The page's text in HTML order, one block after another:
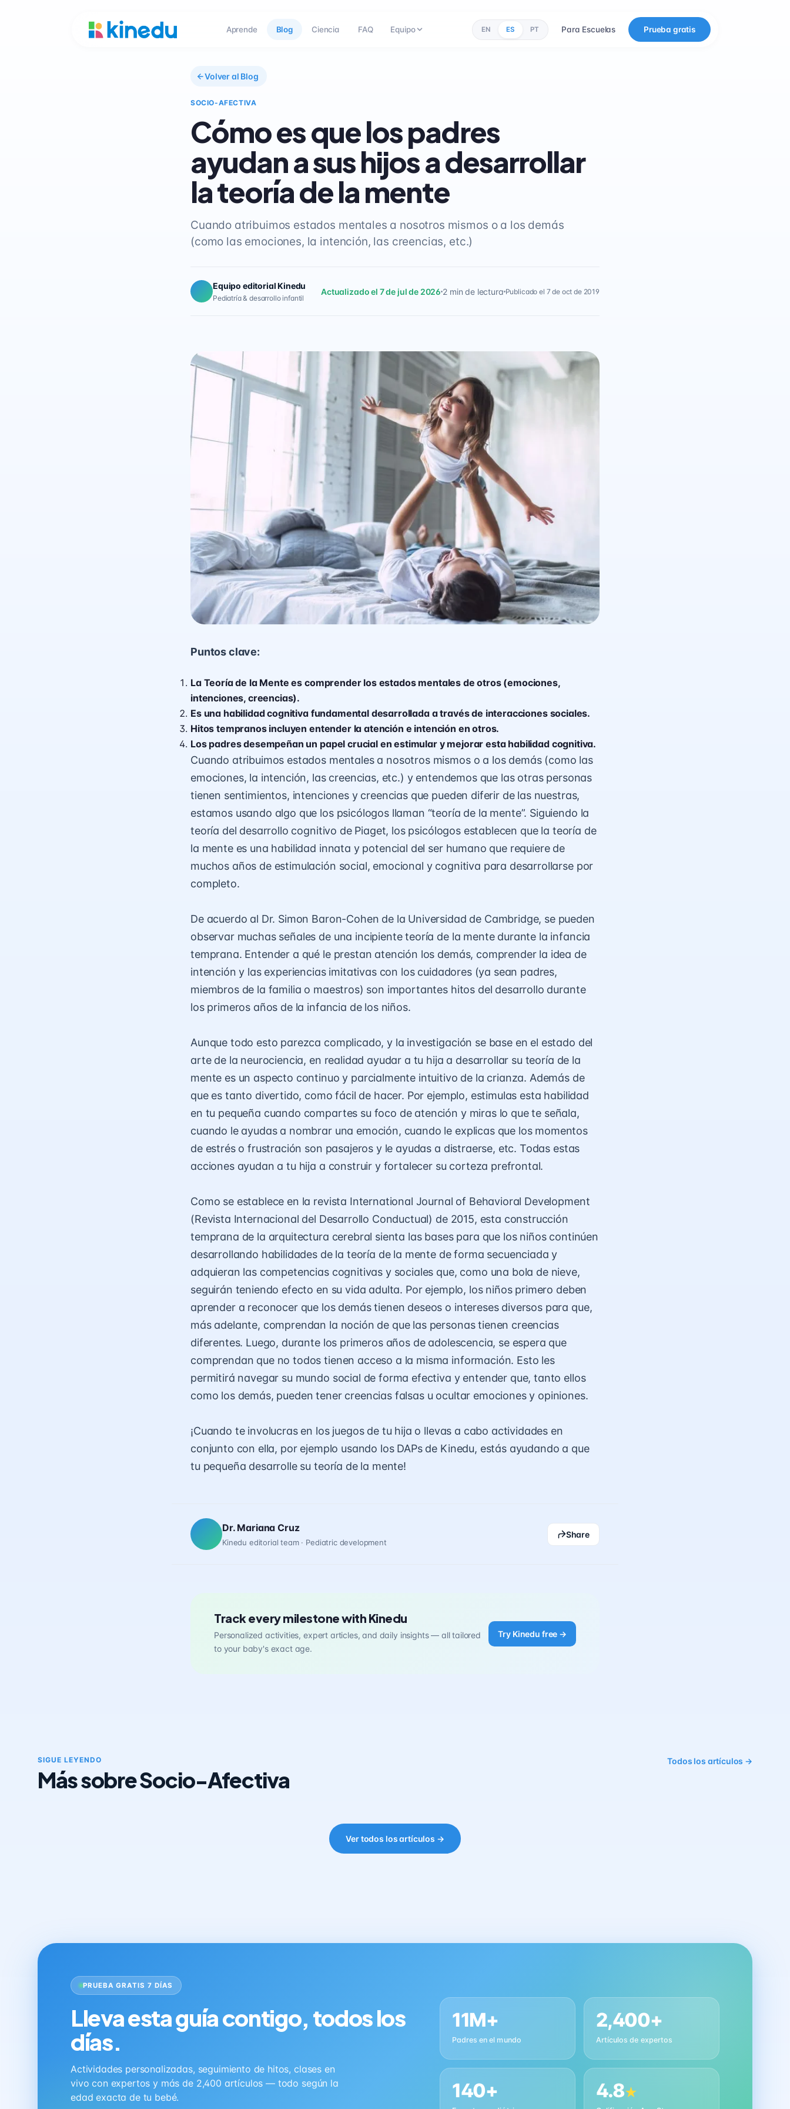
Aprende Blog Ciencia FAQ Equipo EN ES PT Para Escuelas Prueba gratis
Volver al Blog
SOCIO-AFECTIVA
Cómo es que los padres
ayudan a sus hijos a desarrollar
la teoría de la mente
Cuando atribuimos estados mentales a nosotros mismos o a los demás
(como las emociones, la intención, las creencias, etc.)
Equipo editorial Kinedu
Pediatría & desarrollo infantil
Actualizado el 7 de jul de 2026 2 min de lectura Publicado el 7 de oct de 2019
Puntos clave:
La Teoría de la Mente es comprender los estados mentales de otros (emociones,
intenciones, creencias).
Es una habilidad cognitiva fundamental desarrollada a través de interacciones sociales.
Hitos tempranos incluyen entender la atención e intención en otros.
Los padres desempeñan un papel crucial en estimular y mejorar esta habilidad cognitiva.
Cuando atribuimos estados mentales a nosotros mismos o a los demás (como las
emociones, la intención, las creencias, etc.) y entendemos que las otras personas
tienen sentimientos, intenciones y creencias que pueden diferir de las nuestras,
estamos usando algo que los psicólogos llaman “teoría de la mente”. Siguiendo la
teoría del desarrollo cognitivo de Piaget, los psicólogos establecen que la teoría de
la mente es una habilidad innata y potencial del ser humano que requiere de
muchos años de estimulación social, emocional y cognitiva para desarrollarse por
completo.
De acuerdo al Dr. Simon Baron-Cohen de la Universidad de Cambridge, se pueden
observar muchas señales de una incipiente teoría de la mente durante la infancia
temprana. Entender a qué le prestan atención los demás, comprender la idea de
intención y las experiencias imitativas con los cuidadores (ya sean padres,
miembros de la familia o maestros) son importantes hitos del desarrollo durante
los primeros años de la infancia de los niños.
Aunque todo esto parezca complicado, y la investigación se base en el estado del
arte de la neurociencia, en realidad ayudar a tu hija a desarrollar su teoría de la
mente es un aspecto continuo y parcialmente intuitivo de la crianza. Además de
que es tanto divertido, como fácil de hacer. Por ejemplo, estimulas esta habilidad
en tu pequeña cuando compartes su foco de atención y miras lo que te señala,
cuando le ayudas a nombrar una emoción, cuando le explicas que los momentos
de estrés o frustración son pasajeros y le ayudas a distraerse, etc. Todas estas
acciones ayudan a tu hija a construir y fortalecer su corteza prefrontal.
Como se establece en la revista International Journal of Behavioral Development
(Revista Internacional del Desarrollo Conductual) de 2015, esta construcción
temprana de la arquitectura cerebral sienta las bases para que los niños continúen
desarrollando habilidades de la teoría de la mente de forma secuenciada y
adquieran las competencias cognitivas y sociales que, como una bola de nieve,
seguirán teniendo efecto en su vida adulta. Por ejemplo, los niños primero deben
aprender a reconocer que los demás tienen deseos o intereses diversos para que,
más adelante, comprendan la noción de que las personas tienen creencias
diferentes. Luego, durante los primeros años de adolescencia, se espera que
comprendan que no todos tienen acceso a la misma información. Esto les
permitirá navegar su mundo social de forma efectiva y entender que, tanto ellos
como los demás, pueden tener creencias falsas u ocultar emociones y opiniones.
¡Cuando te involucras en los juegos de tu hija o llevas a cabo actividades en
conjunto con ella, por ejemplo usando los DAPs de Kinedu, estás ayudando a que
tu pequeña desarrolle su teoría de la mente!
Dr. Mariana Cruz
Kinedu editorial team · Pediatric development
Share
Track every milestone with Kinedu
Personalized activities, expert articles, and daily insights — all tailored
to your baby's exact age.
Try Kinedu free →
SIGUE LEYENDO
Más sobre Socio-Afectiva
Todos los artículos →
Ver todos los artículos →
PRUEBA GRATIS 7 DÍAS
Lleva esta guía contigo, todos los
días.
Actividades personalizadas, seguimiento de hitos, clases en
vivo con expertos y más de 2,400 artículos — todo según la
edad exacta de tu bebé.
11M+
Padres en el mundo
2,400+
Artículos de expertos
140+ 4.8★